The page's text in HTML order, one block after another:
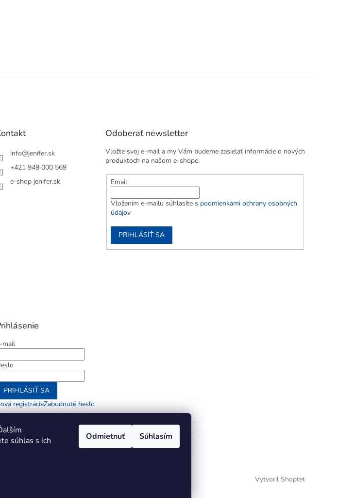
súhlas s ich
Odmietnuť Súhlasím
info@jenifer.sk
+421 949 000 569
e-shop jenifer.sk
Odoberať newsletter
Vložte svoj e-mail a my Vám budeme zasielať informácie o nových
produktoch na našom e-shope.
Email
Vložením e-mailu súhlasíte s podmienkami ochrany osobných
údajov
PRIHLÁSIŤ SA
z 5 hviezdičiek.
mail
PRIHLÁSIŤ SA
registráciaZabudnuté heslo
alebo
Vytvoril Shoptet